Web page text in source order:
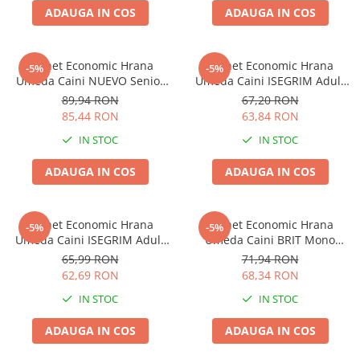
ADAUGA IN COS ADAUGA IN COS
-5%
Pachet Economic Hrana
Umeda Caini NUEVO Senior
6x800g
89,94 RON
85,44 RON
IN STOC
ADAUGA IN COS
-5%
Pachet Economic Hrana
Umeda Caini ISEGRIM Adult
Gasca 6x400g
67,20 RON
63,84 RON
IN STOC
ADAUGA IN COS
-5%
Pachet Economic Hrana
Umeda Caini ISEGRIM Adult
Cal 6x400g
65,99 RON
62,69 RON
IN STOC
ADAUGA IN COS
-5%
Pachet Economic Hrana
Umeda Caini BRIT Mono
Protein Ton si Cartof Dulce
6x400g
71,94 RON
68,34 RON
IN STOC
ADAUGA IN COS